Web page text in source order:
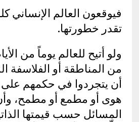
فيوقعون العالم الإنساني
تقدر خطورتها.
ولو أتيح للعالم يوماً من
من المناطقة أو الفلاسفة
أن يتجردوا في حكمهم على
هوى أو مطمع أو مطمح،
المسائل حسب قيمتها